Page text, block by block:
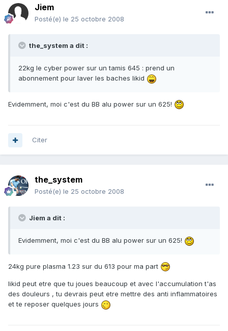
Jiem
Posté(e) le 25 octobre 2008
the_system a dit :
22kg le cyber power sur un tamis 645 : prend un
abonnement pour laver les baches likid
Evidemment, moi c'est du BB alu power sur un 625!
Citer
the_system
Posté(e) le 25 octobre 2008
Jiem a dit :
Evidemment, moi c'est du BB alu power sur un 625!
24kg pure plasma 1.23 sur du 613 pour ma part
likid peut etre que tu joues beaucoup et avec l'accumulation t'as
des douleurs , tu devrais peut etre mettre des anti inflammatoires
et te reposer quelques jours